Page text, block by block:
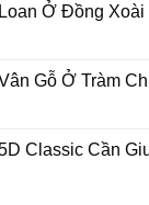
Ở Đồng Xoài
Gỗ Ở Tràm
Classic Cần